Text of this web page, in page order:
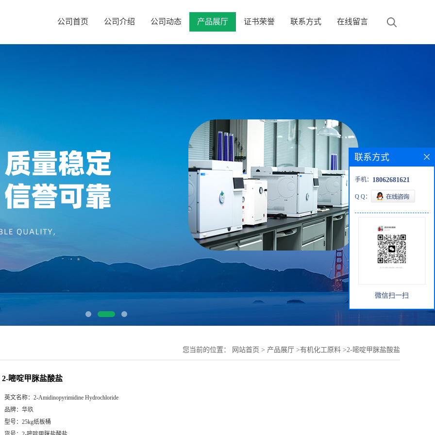
公司首页 公司介绍 公司动态 产品展厅 证书荣誉 联系方式 在线留言
您当前的位置： 网站首页 > 产品展厅 >有机化工原料 >2-嘧啶甲脒盐酸盐
2-嘧啶甲脒盐酸盐
英文名称： 2-Amidinopyrimidine Hydrochloride
品牌： 华玖
型号： 25kg纸板桶
联系方式
手机： 18062681621
Q Q：
微信扫一扫